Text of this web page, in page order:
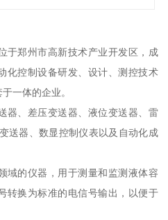
于郑州市高新技术产业开发区，成
化控制设备研发、设计、测控技术
一体的企业。
器、差压变送器、液位变送器、雷
送器、数显控制仪表以及自动化成
域的仪器，用于测量和监测液体容
转换为标准的电信号输出，以便于